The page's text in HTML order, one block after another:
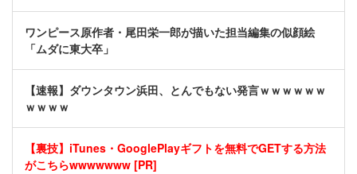
ワンピース原作者・尾田栄一郎が描いた担当編集の似顔絵
「ムダに東大卒」
【速報】ダウンタウン浜田、とんでもない発言ｗｗｗｗｗｗ
ｗｗｗｗ
【裏技】iTunes・GooglePlayギフトを無料でGETする方法
がこちらwwwwwww [PR]